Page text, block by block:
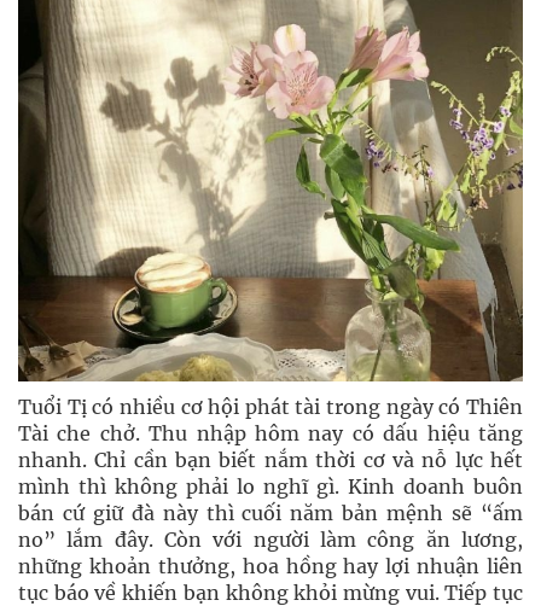
Tuổi Tị có nhiều cơ hội phát tài trong ngày có Thiên
Tài che chở. Thu nhập hôm nay có dấu hiệu tăng
nhanh. Chỉ cần bạn biết nắm thời cơ và nỗ lực hết
mình thì không phải lo nghĩ gì. Kinh doanh buôn
bán cứ giữ đà này thì cuối năm bản mệnh sẽ “ấm
no” lắm đây. Còn với người làm công ăn lương,
những khoản thưởng, hoa hồng hay lợi nhuận liên
tục báo về khiến bạn không khỏi mừng vui. Tiếp tục